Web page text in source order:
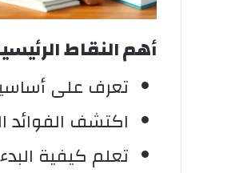
أهم النقاط
تعرف على
اكتشف الفوائد
تعلم كيفية